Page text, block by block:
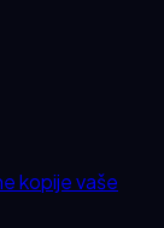
kopije vaše